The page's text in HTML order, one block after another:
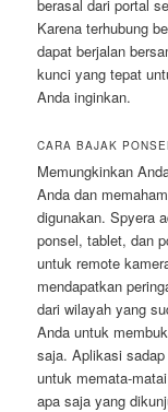
berasal dari portal
Karena terhubung
dapat berjalan
kunci yang tepat
Anda inginkan.
CARA BAJAK
Memungkinkan
Anda dan
digunakan. Spyera
ponsel, tablet, dan
untuk remote
mendapatkan
dari wilayah yang
Anda untuk
saja. Aplikasi
untuk memata-
apa saja yang